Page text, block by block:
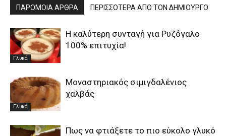
ΠΑΡΟΜΟΙΑ ΑΡΘΡΑ ΠΕΡΙΣΣΟΤΕΡΑ ΑΠΟ ΤΟΝ ΔΗΜΙΟΥΡΓΟ
Γλυκά
Η καλύτερη συνταγή για Ρυζόγαλο
100% επιτυχία!
Γλυκά
Μοναστηριακός σιμιγδαλένιος
χαλβάς
Πως να φτιάξετε το πιο εύκολο γλυκό